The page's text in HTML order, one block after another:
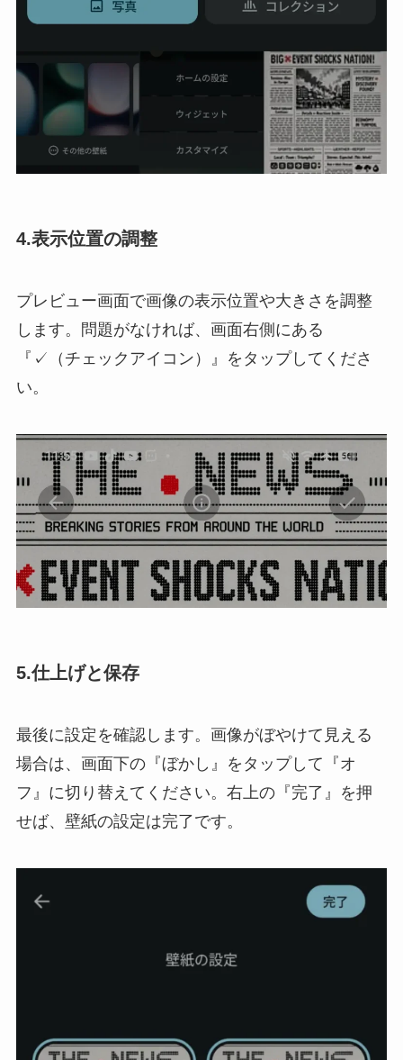
4.表示位置の調整
プレビュー画面で画像の表示位置や大きさを調整
します。問題がなければ、画面右側にある
『✓（チェックアイコン）』をタップしてくださ
い。
5.仕上げと保存
最後に設定を確認します。画像がぼやけて見える
場合は、画面下の『ぼかし』をタップして『オ
フ』に切り替えてください。右上の『完了』を押
せば、壁紙の設定は完了です。